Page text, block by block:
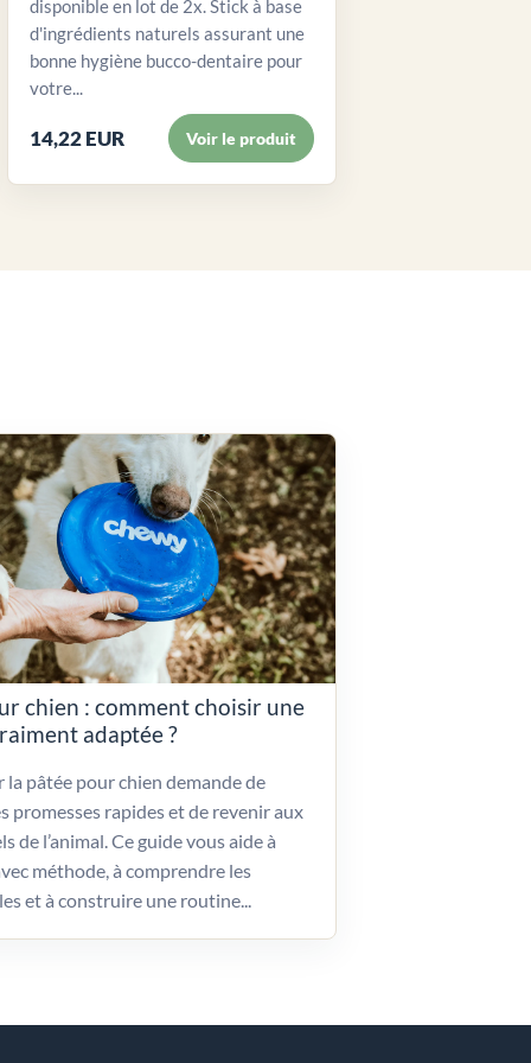
disponible en lot de 2x. Stick à base
d'ingrédients naturels assurant une
bonne hygiène bucco-dentaire pour
votre...
14,22 EUR Voir le produit
chien : comment choisir une
adaptée ?
la pâtée pour chien demande de
promesses rapides et de revenir aux
de l’animal. Ce guide vous aide à
méthode, à comprendre les
et à construire une routine...